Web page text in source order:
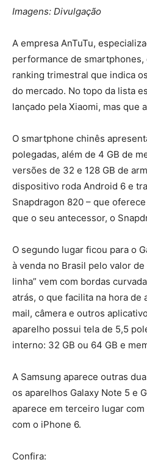
Imagens: Divulgação
A empresa AnTuTu,
performance de smartphones,
ranking trimestral que indica
do mercado. No topo da lista
lançado pela Xiaomi, mas que
O smartphone chinês
polegadas, além de 4 GB de
versões de 32 e 128 GB de
dispositivo roda Android 6 e
Snapdragon 820 – que
que o seu antecessor, o
O segundo lugar ficou para o
à venda no Brasil pelo valor de
linha” vem com bordas
atrás, o que facilita na hora de
mail, câmera e outros
aparelho possui tela de 5,5
interno: 32 GB ou 64 GB e
A Samsung aparece outras
os aparelhos Galaxy Note 5 e
aparece em terceiro lugar
com o iPhone 6.
Confira: